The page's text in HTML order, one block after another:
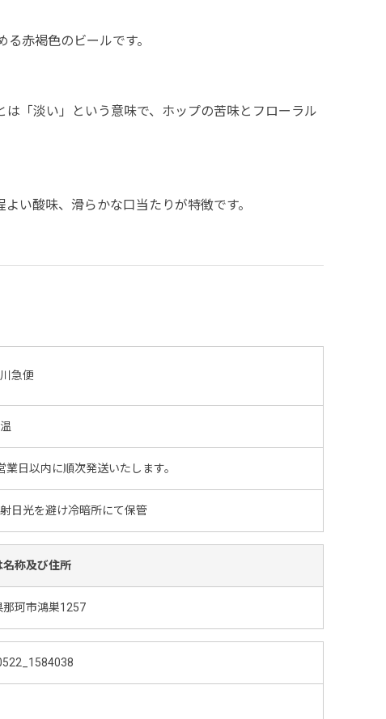
赤褐色のビールです。
「淡い」という意味で、ホップの苦味とフローラル
い酸味、滑らかな口当たりが特徴です。
急便
業日以内に順次発送いたします。
日光を避け冷暗所にて保管
称及び住所
珂市鴻巣1257